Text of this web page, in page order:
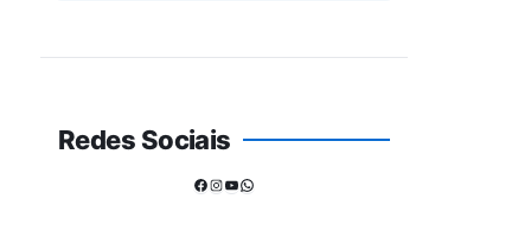
Redes Sociais
Facebook
Instagram
Youtube
WhatsApp